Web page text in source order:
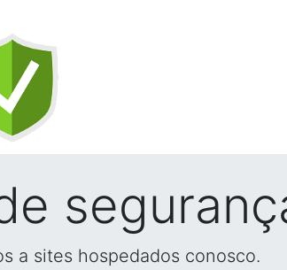
a sites hospedados conosco.